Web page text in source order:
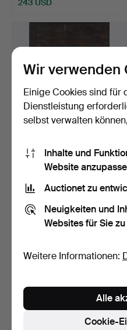
243 USD
UNBEKANNTER
KÜNSTLER, Öl auf
Leinwand, Mad…
Beendet 8. Jul 2026
4 Gebote
Wir verwenden
Einige Cookies sind für
Dienstleistung
selbst verwalten
Inhalte und
Website
Auctionet zu
Neuigkeiten und
Websites für Sie
Weitere Informationen:
Cookie-
Alle